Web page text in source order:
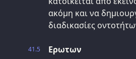
ακόμη και να
διαδικασίες
41.5
Ερωτων